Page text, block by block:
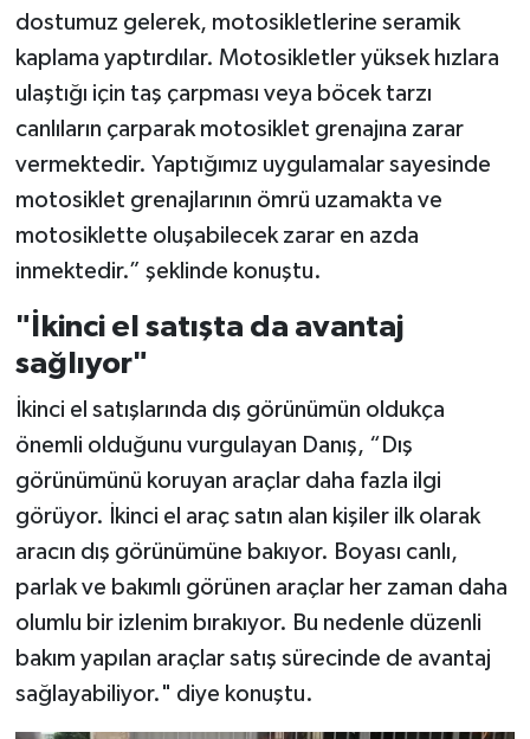
dostumuz gelerek, motosikletlerine seramik
kaplama yaptırdılar. Motosikletler yüksek hızlara
ulaştığı için taş çarpması veya böcek tarzı
canlıların çarparak motosiklet grenajına zarar
vermektedir. Yaptığımız uygulamalar sayesinde
motosiklet grenajlarının ömrü uzamakta ve
motosiklette oluşabilecek zarar en azda
inmektedir.” şeklinde konuştu.
"İkinci el satışta da avantaj
sağlıyor"
İkinci el satışlarında dış görünümün oldukça
önemli olduğunu vurgulayan Danış, “Dış
görünümünü koruyan araçlar daha fazla ilgi
görüyor. İkinci el araç satın alan kişiler ilk olarak
aracın dış görünümüne bakıyor. Boyası canlı,
parlak ve bakımlı görünen araçlar her zaman daha
olumlu bir izlenim bırakıyor. Bu nedenle düzenli
bakım yapılan araçlar satış sürecinde de avantaj
sağlayabiliyor." diye konuştu.